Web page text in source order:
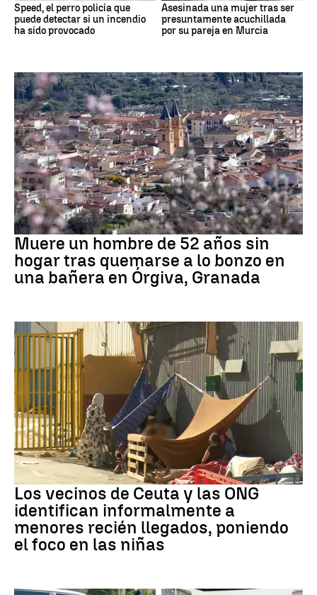
Speed, el perro policía que
puede detectar si un incendio
ha sido provocado
Asesinada una mujer tras ser
presuntamente acuchillada
por su pareja en Murcia
andalucía
Muere un hombre de 52 años sin
hogar tras quemarse a lo bonzo en
una bañera en Órgiva, Granada
Ceuta
Los vecinos de Ceuta y las ONG
identifican informalmente a
menores recién llegados, poniendo
el foco en las niñas